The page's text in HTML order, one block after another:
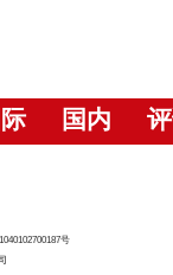
国内
号